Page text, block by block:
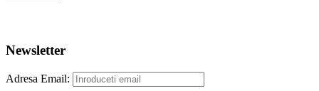
Newsletter
Adresa Email: